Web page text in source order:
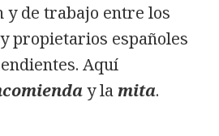
y de trabajo entre los
propietarios españoles
Aquí
y lamita.